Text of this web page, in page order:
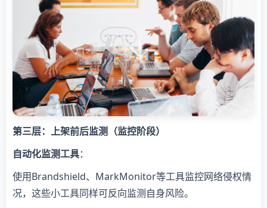
​第三层：上架前后监测（监控阶段）​
​自动化监测工具​​：
使用Brandshield、MarkMonitor等工具监控网络侵权情
况，这些小工具同样可反向监测自身风险。